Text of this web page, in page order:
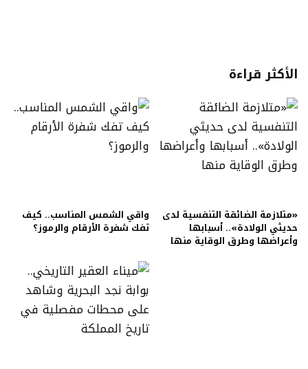
الأكثر قراءة
«متلازمة الضائقة التنفسية لدى
حديثي الولادة».. أسبابها
وأعراضها وطرق الوقاية منها
واقي الشمس المناسب.. كيف
تفك شفرة الأرقام والرموز؟